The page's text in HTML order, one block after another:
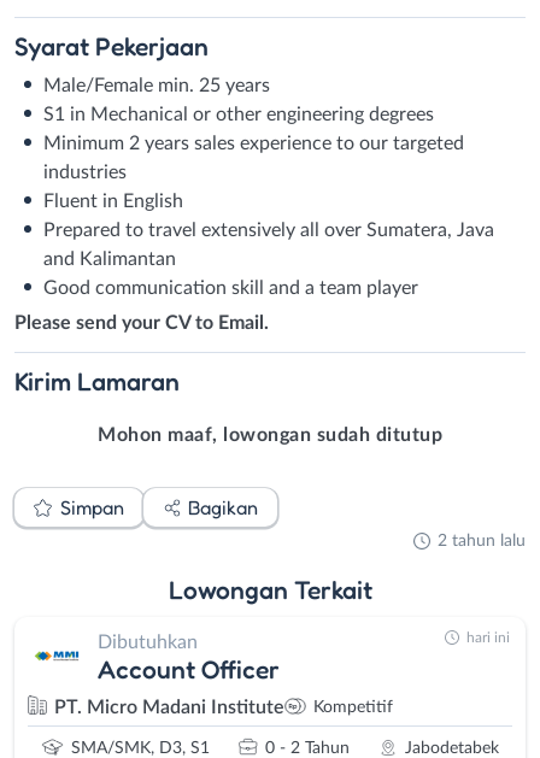
Syarat Pekerjaan
Male/Female min. 25 years
S1 in Mechanical or other engineering degrees
Minimum 2 years sales experience to our targeted
industries
Fluent in English
Prepared to travel extensively all over Sumatera, Java
and Kalimantan
Good communication skill and a team player
Please send your CV to Email.
Kirim Lamaran
Mohon maaf, lowongan sudah ditutup
Simpan Bagikan
2 tahun lalu
Lowongan Terkait
Dibutuhkan
Account Officer
PT. Micro Madani Institute Kompetitif
SMA/SMK, D3, S1 0 - 2 Tahun Jabodetabek
hari ini